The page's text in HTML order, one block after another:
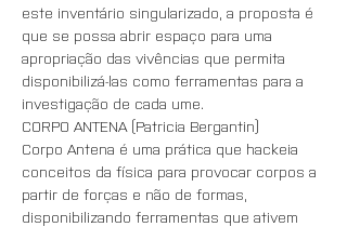
este inventário singularizado, a proposta é
que se possa abrir espaço para uma
apropriação das vivências que permita
disponibilizá-las como ferramentas para a
investigação de cada ume.
CORPO ANTENA (Patricia Bergantin)
Corpo Antena é uma prática que hackeia
conceitos da física para provocar corpos a
partir de forças e não de formas,
disponibilizando ferramentas que ativem